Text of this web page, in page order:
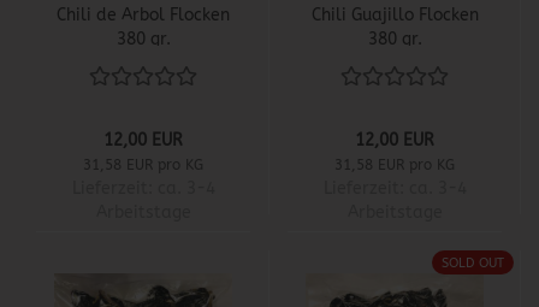
Chili de Arbol Flocken
380 gr.
12,00 EUR
31,58 EUR pro KG
Chili Guajillo Flocken
380 gr.
12,00 EUR
31,58 EUR pro KG
SOLD OUT